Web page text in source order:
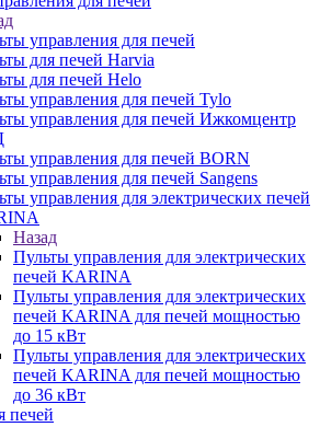
управления для печей
для печей Harvia
для печей Helo
управления для печей Tylo
управления для печей Ижкомцентр
управления для печей BORN
управления для печей Sangens
управления для электрических печей
Назад
Пульты управления для электрических
печей KARINA
Пульты управления для электрических
печей KARINA для печей мощностью
до 15 кВт
Пульты управления для электрических
печей KARINA для печей мощностью
до 36 кВт
печей